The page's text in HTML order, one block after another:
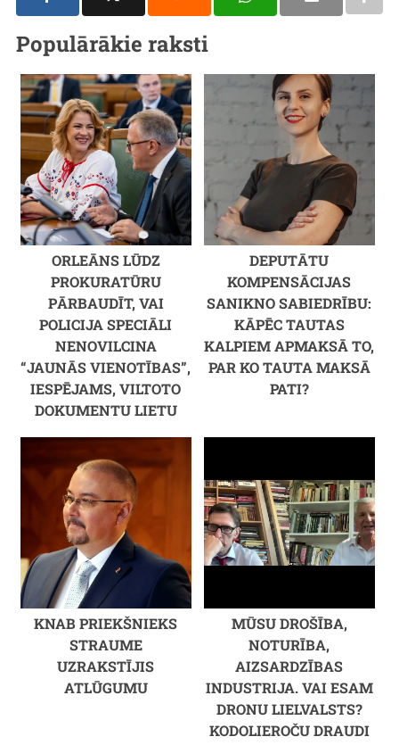
Populārākie raksti
ORLEĀNS LŪDZ
PROKURATŪRU
PĀRBAUDĪT, VAI
POLICIJA SPECIĀLI
NENOVILCINA
“JAUNĀS VIENOTĪBAS”,
IESPĒJAMS, VILTOTO
DOKUMENTU LIETU
DEPUTĀTU
KOMPENSĀCIJAS
SANIKNO SABIEDRĪBU:
KĀPĒC TAUTAS
KALPIEM APMAKSĀ TO,
PAR KO TAUTA MAKSĀ
PATI?
KNAB PRIEKŠNIEKS
STRAUME
UZRAKSTĪJIS
ATLŪGUMU
MŪSU DROŠĪBA,
NOTURĪBA,
AIZSARDZĪBAS
INDUSTRIJA. VAI ESAM
DRONU LIELVALSTS?
KODOLIEROČU DRAUDI